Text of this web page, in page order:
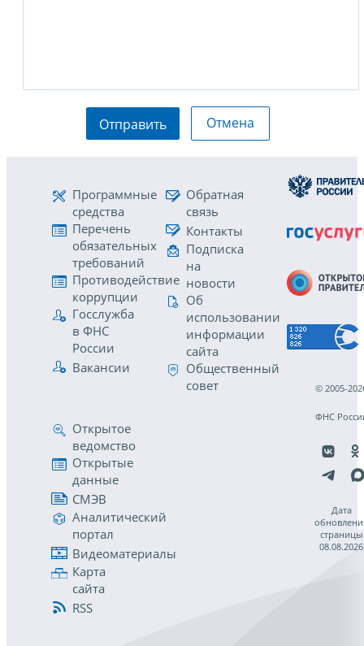
Отправить Отмена
Программные
средства
Перечень
обязательных
требований
Противодействие
коррупции
Госслужба
в ФНС
России
Вакансии
Обратная
связь
Контакты
Подписка
на
новости
Об
использовании
информации
сайта
Общественный
совет
Открытое
ведомство
Открытые
данные
СМЭВ
Аналитический
портал
Видеоматериалы
Карта
сайта
RSS
© 2005-
ФНС
Дата
страницы
08.08.2026